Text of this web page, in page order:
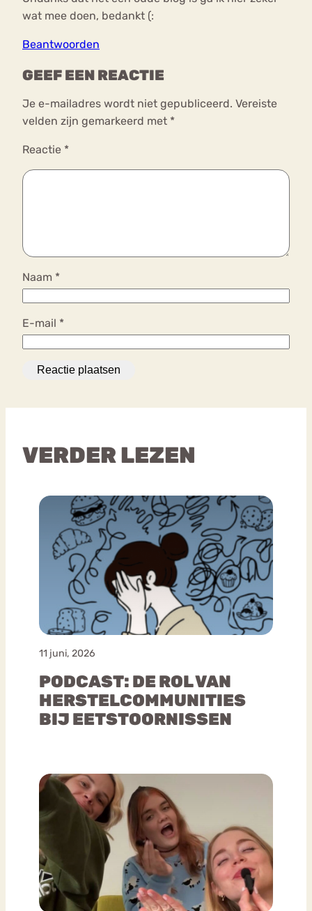
wat mee doen, bedankt (:
Beantwoorden
GEEF EEN REACTIE
Je e-mailadres wordt niet gepubliceerd. Vereiste
velden zijn gemarkeerd met *
Reactie *
Naam *
E-mail *
VERDER LEZEN
11 juni, 2026
PODCAST: DE ROL VAN
HERSTELCOMMUNITIES
BIJ EETSTOORNISSEN